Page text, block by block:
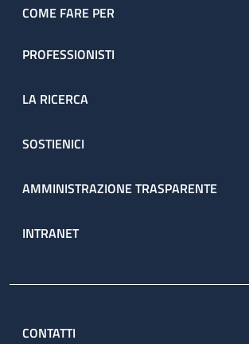
COME FARE PER
PROFESSIONISTI
LA RICERCA
SOSTIENICI
AMMINISTRAZIONE TRASPARENTE
INTRANET
CONTATTI